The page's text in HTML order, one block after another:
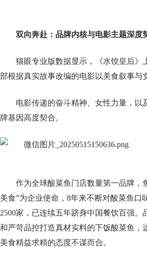
双向奔赴 ：品牌内核与电影主题深度
猫眼专业版数据显示，《水饺皇后》
部根据真实故事改编的电影以美食叙事
电影传递的奋斗精神、女性力量，
牌基因高度契合。
作为全球酸菜鱼门店数量第一品牌，
美食”为企业使命，8年来不断对酸菜鱼
2500家，已连续五年跻身中国餐饮百强
和严苛品控打造真材实料的下饭酸菜鱼
美食精益求精的态度不谋而合。